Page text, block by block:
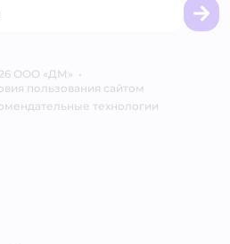
Блог
для собак
ООО «ДМ» •
пользования сайтом
технологии